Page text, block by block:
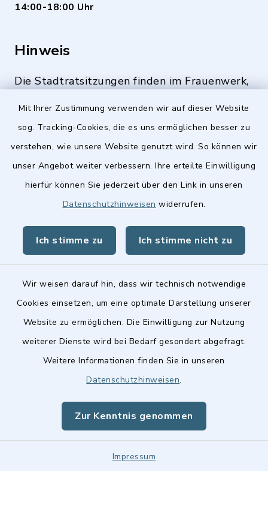
Mit Ihrer Zustimmung verwenden wir auf dieser Website
sog. Tracking-Cookies, die es uns ermöglichen besser zu
verstehen, wie unsere Website genutzt wird. So können wir
unser Angebot weiter verbessern. Ihre erteilte Einwilligung
hierfür können Sie jederzeit über den Link in unseren
Datenschutzhinweisen widerrufen.
Ich stimme zu Ich stimme nicht zu
Wir weisen darauf hin, dass wir technisch notwendige
Cookies einsetzen, um eine optimale Darstellung unserer
Website zu ermöglichen. Die Einwilligung zur Nutzung
weiterer Dienste wird bei Bedarf gesondert abgefragt.
Weitere Informationen finden Sie in unseren
Datenschutzhinweisen.
Zur Kenntnis genommen
Impressum
14:00-18:00 Uhr
Hinweis
Die Stadtratsitzungen finden im Frauenwerk,
Quicklinks
Stellenangebote
Landkreis Fürth
Barrierefreiheit
Impressum
Sitemap